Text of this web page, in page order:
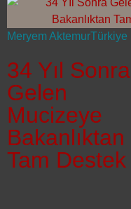
Meryem AktemurTürkiye
34 Yıl Sonra
Gelen
Mucizeye
Bakanlıktan
Tam Destek